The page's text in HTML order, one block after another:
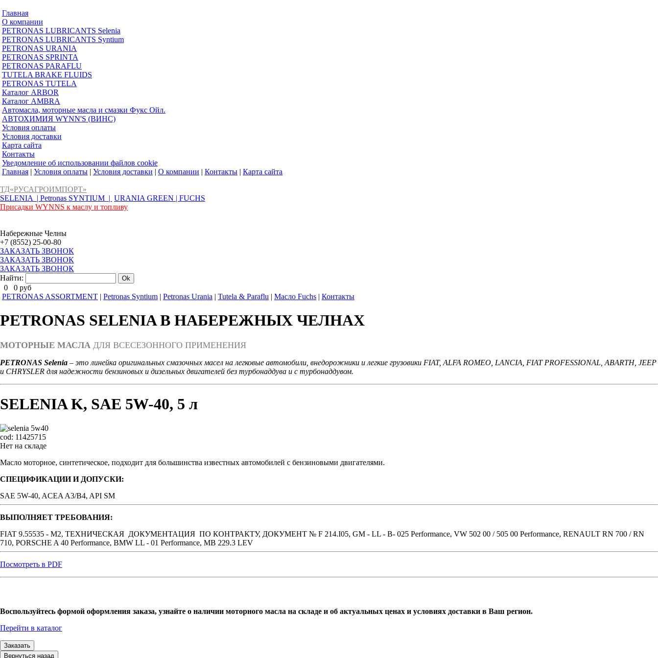
Главная
О компании
PETRONAS LUBRICANTS Selenia
PETRONAS LUBRICANTS Syntium
PETRONAS URANIA
PETRONAS SPRINTA
PETRONAS PARAFLU
TUTELA BRAKE FLUIDS
PETRONAS TUTELA
Каталог ARBOR
Каталог AMBRA
Автомасла, моторные масла и смазки Фукс Ойл.
АВТОХИМИЯ WYNN'S (ВИНС)
Условия оплаты
Условия доставки
Карта сайта
Контакты
Уведомление об использовании файлов cookie
Главная | Условия оплаты | Условия доставки | О компании | Контакты | Карта сайта
ТД«РУСАГРОИМПОРТ»
SELENIA | Petronas SYNTIUM | URANIA GREEN | FUCHS
Присадки WYNNS к маслу и топливу
Набережные Челны
+7 (8552) 25-00-80
ЗАКАЗАТЬ ЗВОНОК
ЗАКАЗАТЬ ЗВОНОК
ЗАКАЗАТЬ ЗВОНОК
Найти:
0
0 руб
PETRONAS ASSORTMENT | Petronas Syntium | Petronas Urania | Tutela & Paraflu | Масло Fuchs | Контакты
PETRONAS SELENIA В НАБЕРЕЖНЫХ ЧЕЛНАХ
МОТОРНЫЕ МАСЛА ДЛЯ ВСЕСЕЗОННОГО ПРИМЕНЕНИЯ
PETRONAS Selenia – это линейка оригинальных смазочных масел на легковые автомобили, внедорожники и легкие грузовики FIAT, ALFA ROMEO, LANCIA, FIAT PROFESSIONAL, ABARTH, JEEP
и CHRYSLER для надежности бензиновых и дизельных двигателей без турбонаддува и с турбонаддувом.
SELENIA K, SAE 5W-40, 5 л
cod: 11425715
Нет на складе
Масло моторное, синтетическое, подходит для большинства известных автомобилей с бензиновыми двигателями.
СПЕЦИФИКАЦИИ И ДОПУСКИ:
SAE 5W-40, ACEA A3/B4, API SM
ВЫПОЛНЯЕТ ТРЕБОВАНИЯ:
FIAT 9.55535 - M2, ТЕХНИЧЕСКАЯ ДОКУМЕНТАЦИЯ ПО КОНТРАКТУ, ДОКУМЕНТ № F 214.I05, GM - LL - B- 025 Performance, VW 502 00 / 505 00 Performance, RENAULT RN 700 / RN
710, PORSCHE A 40 Performance, BMW LL - 01 Performance, MB 229.3 LEV
Посмотреть в PDF
Воспользуйтесь формой оформления заказа, узнайте о наличии моторного масла на складе и об актуальных ценах и условиях доставки в Ваш регион.
Перейти в каталог